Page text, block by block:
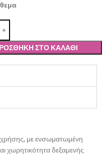
ΣΤΟ ΚΑΛΆΘΙ
χρήσης, με ενσωματωμένη
χωρητικότητα δεξαμενής